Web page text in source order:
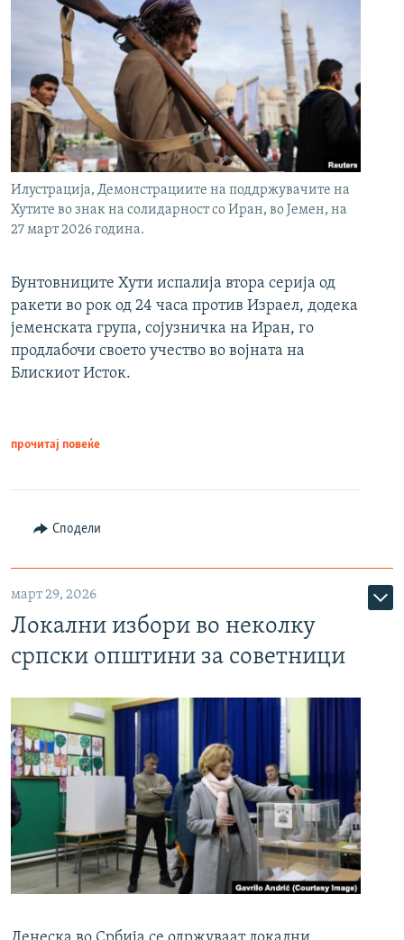
Илустрација, Демонстрациите на поддржувачите на
Хутите во знак на солидарност со Иран, во Јемен, на
27 март 2026 година.
Бунтовниците Хути испалија втора серија од
ракети во рок од 24 часа против Израел, додека
јеменската група, сојузничка на Иран, го
продлабочи своето учество во војната на
Блискиот Исток.
прочитај повеќе
Сподели
март 29, 2026
Локални избори во неколку
српски општини за советници